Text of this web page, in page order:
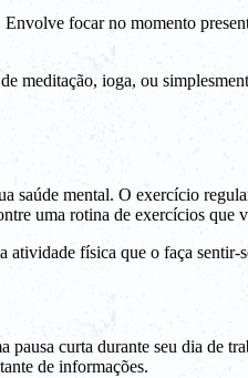
focar no momento
meditação, ioga, ou
saúde mental. O exercício
uma rotina de exercícios que
física que o faça
curta durante seu dia de
de informações.